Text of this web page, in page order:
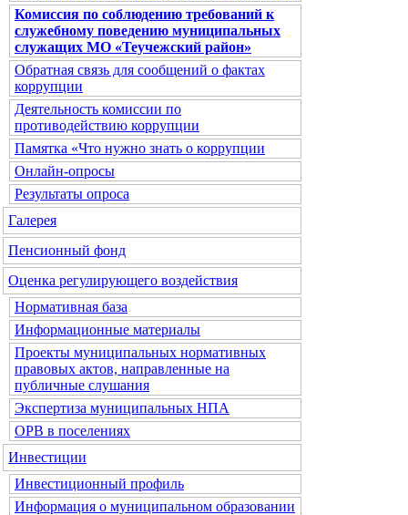
Комиссия по соблюдению требований к
служебному поведению муниципальных
служащих МО «Теучежский район»
Обратная связь для сообщений о фактах
коррупции
Деятельность комиссии по
противодействию коррупции
Памятка «Что нужно знать о коррупции
Онлайн-опросы
Результаты опроса
Галерея
Пенсионный фонд
Оценка регулирующего воздействия
Нормативная база
Информационные материалы
Проекты муниципальных нормативных
правовых актов, направленные на
публичные слушания
Экспертиза муниципальных НПА
ОРВ в поселениях
Инвестиции
Инвестиционный профиль
Информация о муниципальном образовании